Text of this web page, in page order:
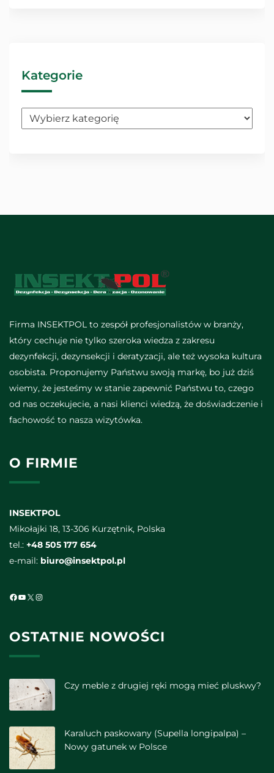
Kategorie
Kategorie
Firma INSEKTPOL to zespół profesjonalistów w branży,
który cechuje nie tylko szeroka wiedza z zakresu
dezynfekcji, dezynsekcji i deratyzacji, ale też wysoka kultura
osobista. Proponujemy Państwu swoją markę, bo już dziś
wiemy, że jesteśmy w stanie zapewnić Państwu to, czego
od nas oczekujecie, a nasi klienci wiedzą, że doświadczenie i
fachowość to nasza wizytówka.
O FIRMIE
INSEKTPOL
Mikołajki 18, 13-306 Kurzętnik, Polska
tel.: +48 505 177 654
e-mail: biuro@insektpol.pl
Facebook
YouTube
X Instagram
OSTATNIE NOWOŚCI
Czy meble z drugiej ręki mogą mieć pluskwy?
Karaluch paskowany (Supella longipalpa) –
Nowy gatunek w Polsce